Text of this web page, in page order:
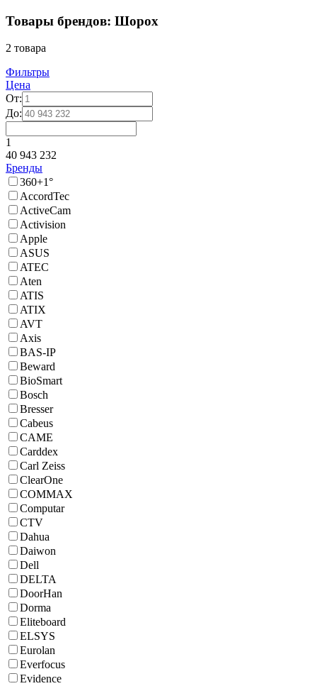
Товары брендов: Шорох
2 товара
Фильтры
Цена
От:
До:
1
40 943 232
Бренды
360+1°
AccordTec
ActiveCam
Activision
Apple
ASUS
ATEC
Aten
ATIS
ATIX
AVT
Axis
BAS-IP
Beward
BioSmart
Bosch
Bresser
Cabeus
CAME
Carddex
Carl Zeiss
ClearOne
COMMAX
Computar
CTV
Dahua
Daiwon
Dell
DELTA
DoorHan
Dorma
Eliteboard
ELSYS
Eurolan
Everfocus
Evidence